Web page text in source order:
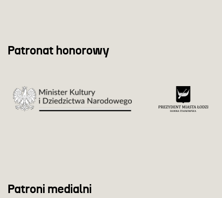
Patronat honorowy
Patroni medialni